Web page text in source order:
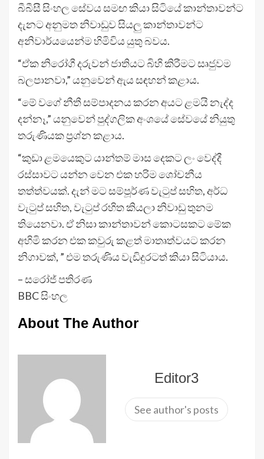
බීබීසී සිංහල සේවය සමඟ කියා සිටියේ කාන්තාවන්ට
දැනට අනුමත නිවාඩුව සියලු කාන්තාවන්ට
අනිවාර්යයෙන්ම හිමිවිය යුතු බවය.
“ඒක නිරෝගී දරුවන් ජාතියට බිහි කිරීමට සෘජුවම
බලපානවා,” යනුවෙන් ඇය සඳහන් කළාය.
“මේ වගේ නීතී සම්පාදනය කරන අයට ළමයි නැද්ද
දන්නෑ,” යනුවෙන් පුද්ගලික අංශයේ සේවයේ නියුතු
තරුණියක ප්‍රශ්න කළාය.
“කුඩා ළමයෙකුට යාන්තම් මාස දෙකට ලං වෙද්දී
රස්සාවට යන්න වෙන එක හරිම ශෝචනීය
තත්ත්වයක්. දැන් මට සම්පූර්ණ වැටුප් සහිත, අර්ධ
වැටුප් සහිත, වැටුප් රහිත කියලා නිවාඩු තුනම
තියෙනවා. ඒ නිසා කාන්තාවන් කොටසකට මේක
අහිමි කරන එක කවුරු කළත් මාතෘත්වයට කරන
නිගාවක්, ” එම තරුණිය වැඩිදුරටත් කියා සිටියාය.
– සරෝජ් පතිරණ
BBC සිංහල
About The Author
Editor3
See author's posts